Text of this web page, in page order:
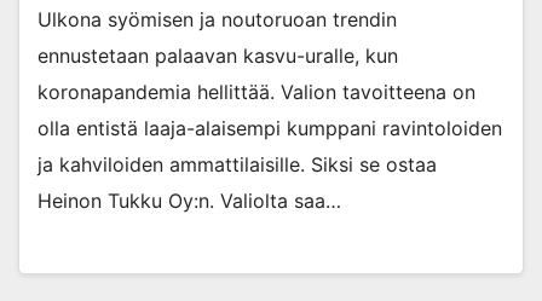
Ulkona syömisen ja noutoruoan trendin
ennustetaan palaavan kasvu-uralle, kun
koronapandemia hellittää. Valion tavoitteena on
olla entistä laaja-alaisempi kumppani ravintoloiden
ja kahviloiden ammattilaisille. Siksi se ostaa
Heinon Tukku Oy:n. Valiolta saa…